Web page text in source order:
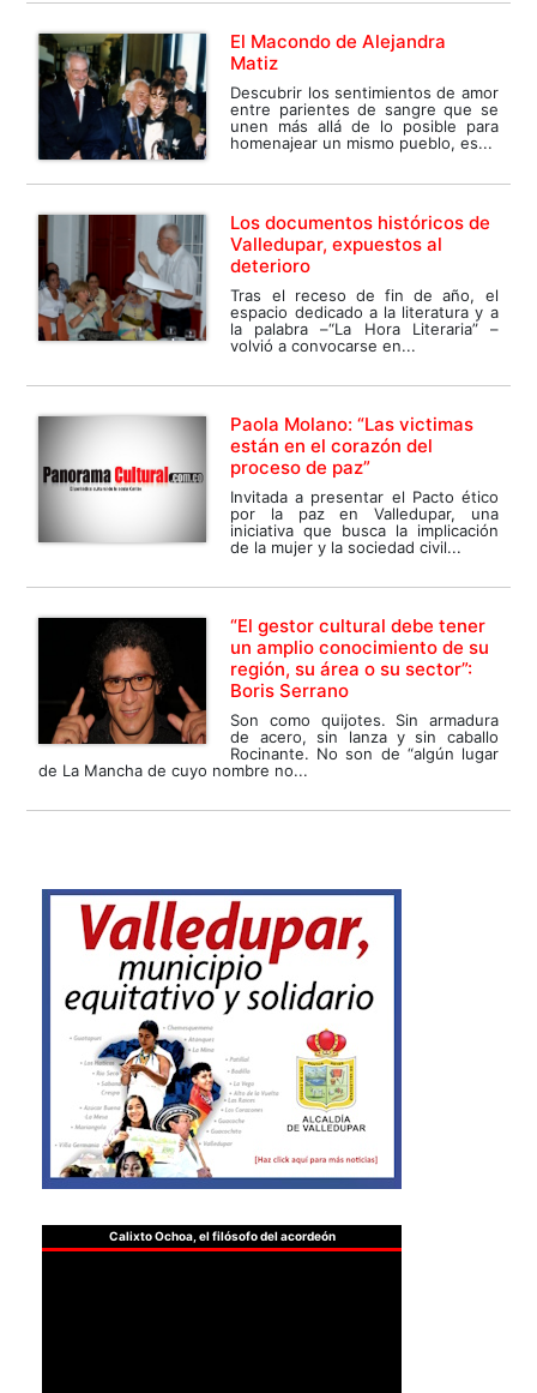
El Macondo de Alejandra
Matiz
Descubrir los sentimientos de amor
entre parientes de sangre que se
unen más allá de lo posible para
homenajear un mismo pueblo, es...
Los documentos históricos de
Valledupar, expuestos al
deterioro
Tras el receso de fin de año, el
espacio dedicado a la literatura y a
la palabra –“La Hora Literaria” –
volvió a convocarse en...
Paola Molano: “Las victimas
están en el corazón del
proceso de paz”
Invitada a presentar el Pacto ético
por la paz en Valledupar, una
iniciativa que busca la implicación
de la mujer y la sociedad civil...
“El gestor cultural debe tener
un amplio conocimiento de su
región, su área o su sector”:
Boris Serrano
Son como quijotes. Sin armadura
de acero, sin lanza y sin caballo
Rocinante. No son de “algún lugar
de La Mancha de cuyo nombre no...
Calixto Ochoa, el filósofo del acordeón